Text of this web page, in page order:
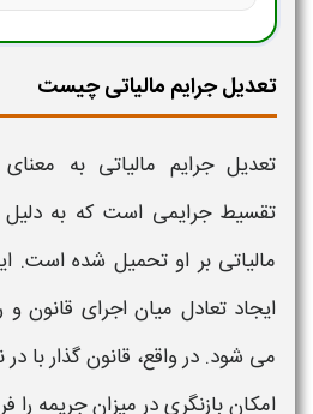
تعدیل جرایم مالیاتی چیست
تعدیل جرایم مالیاتیبه
تقسیطجرایمی است که به
مالیاتیبر او تحمیل شده است.
ایجاد تعادل میان اجرای قانون
می‌ شود. در واقع، قانون‌ گذار با
امکان بازنگری در میزان جریمه را